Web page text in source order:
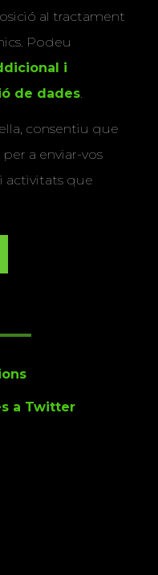
al tractament
Podeu
i
de dades.
consentiu que
a enviar-vos
activitats que
a Twitter